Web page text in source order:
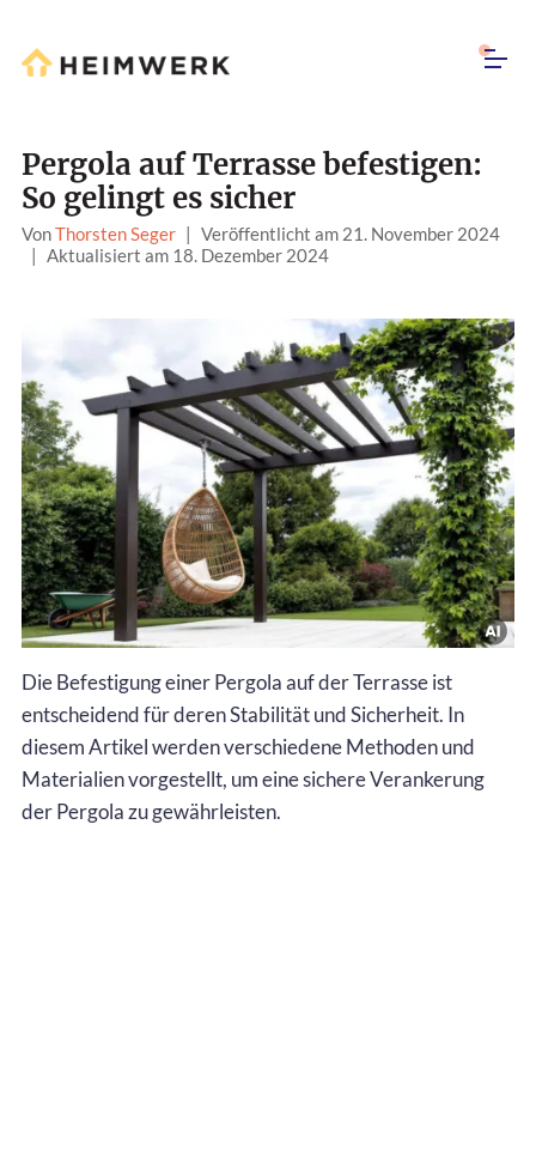
Pergola auf Terrasse befestigen:
So gelingt es sicher
VonThorsten Seger | Veröffentlicht am 21. November 2024
| Aktualisiert am 18. Dezember 2024
Die Befestigung einer Pergola auf der Terrasse ist
entscheidend für deren Stabilität und Sicherheit. In
diesem Artikel werden verschiedene Methoden und
Materialien vorgestellt, um eine sichere Verankerung
der Pergola zu gewährleisten.